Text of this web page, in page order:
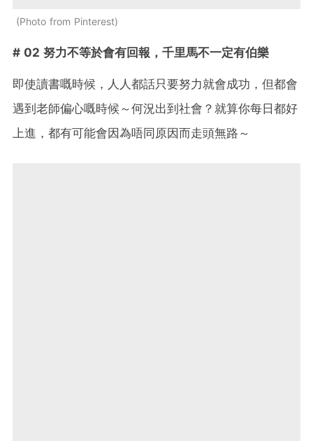
Photo from Pinterest
# 02 努力不等於會有回報，千里馬不一定有伯樂
即使讀書嘅時候，人人都話只要努力就會成功，但都會
遇到老師偏心嘅時候～何況出到社會？就算你每日都好
上進，都有可能會因為唔同原因而走頭無路～